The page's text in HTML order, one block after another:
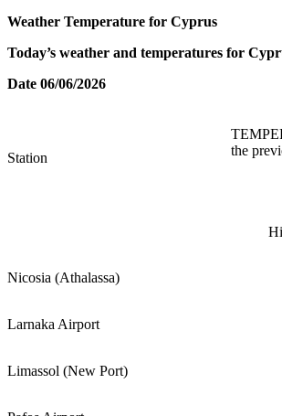
Weather Temperature for Cyprus
Today’s weather and temperatures for
Date 06/06/2026
Station
the
Nicosia (Athalassa)
Larnaka Airport
Limassol (New Port)